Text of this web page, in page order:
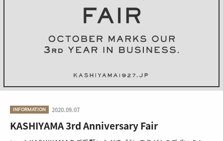
INFORMATION 2020.09.07
KASHIYAMA 3rd Anniversary Fair